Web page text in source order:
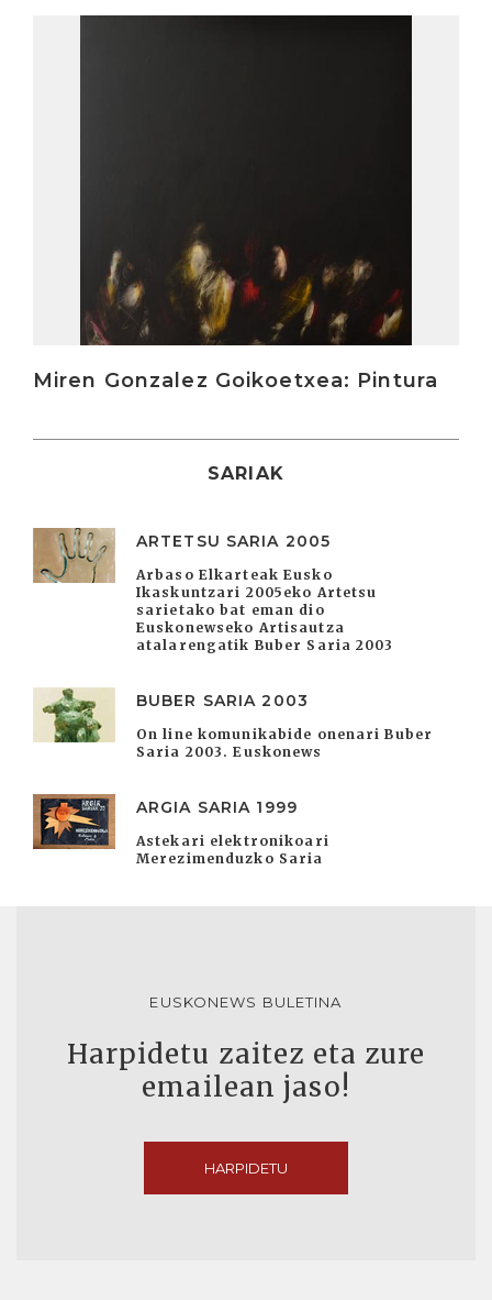
Miren Gonzalez Goikoetxea: Pintura
SARIAK
ARTETSU SARIA 2005
Arbaso Elkarteak Eusko
Ikaskuntzari 2005eko Artetsu
sarietako bat eman dio
Euskonewseko Artisautza
atalarengatik Buber Saria 2003
BUBER SARIA 2003
On line komunikabide onenari Buber
Saria 2003. Euskonews
ARGIA SARIA 1999
Astekari elektronikoari
Merezimenduzko Saria
EUSKONEWS BULETINA
Harpidetu zaitez eta zure
emailean jaso!
HARPIDETU